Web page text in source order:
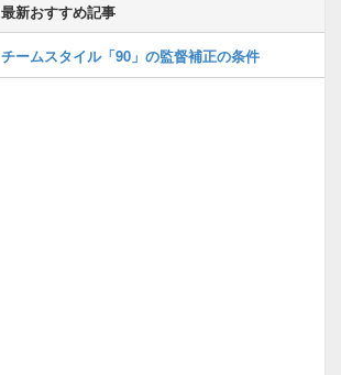
最新おすすめ記事
チームスタイル「90」の監督補正の条件